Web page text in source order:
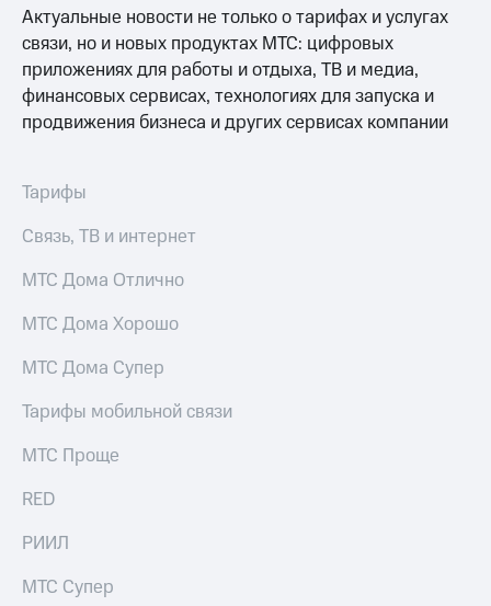
КИОН
Строки
Гудок
Все
приложения
Финансы
Инвестиции
Получайте
доход
онлайн
Страхование
полисов
МТС
МТС
Деньги
МТС
Накопления
Откладывайте
Условия
пополнения
Скидка
30%
на связь
Тарифы
RED,
РИИЛ
дешевле
товаров
Актуальные новости не только о тарифах и услугах
связи, но и новых продуктах МТС: цифровых
приложениях для работы и отдыха, ТВ и медиа,
финансовых сервисах, технологиях для запуска и
продвижения бизнеса и других сервисах компании
Тарифы
Связь, ТВ и интернет
МТС Дома Отлично
МТС Дома Хорошо
МТС Дома Супер
Тарифы мобильной связи
МТС Проще
RED
РИИЛ
МТС Супер